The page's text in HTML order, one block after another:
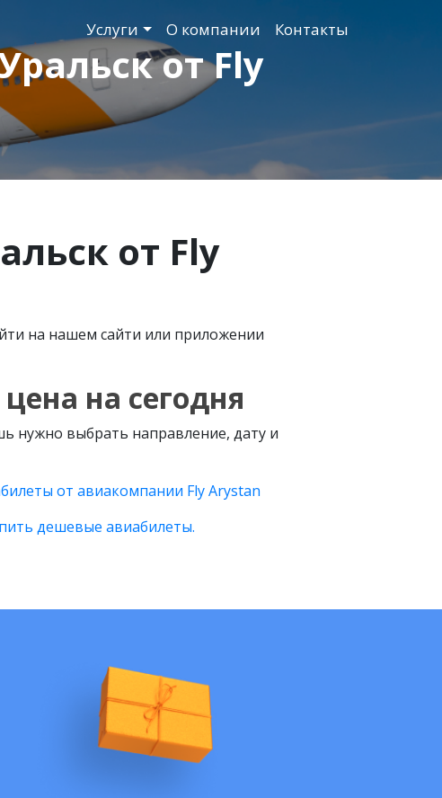
Услуги О компании Контакты
от Fly
от Fly
на нашем сайти или приложении
на сегодня
нужно выбрать направление, дату и
от авиакомпании Fly Arystan
дешевые авиабилеты.